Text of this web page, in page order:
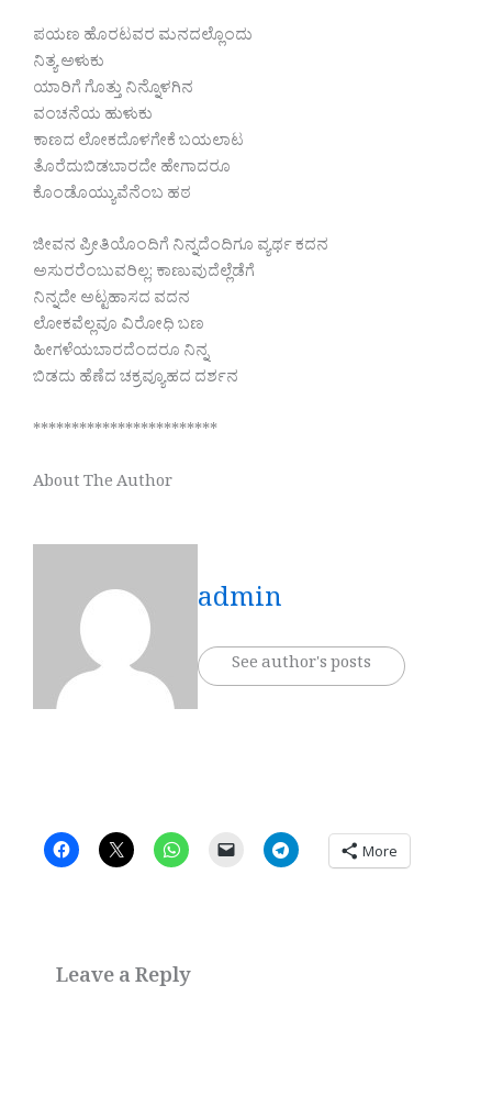
ಪಯಣ ಹೊರಟವರ ಮನದಲ್ಲೊಂದು
ನಿತ್ಯ ಅಳುಕು
ಯಾರಿಗೆ ಗೊತ್ತು ನಿನ್ನೊಳಗಿನ
ವಂಚನೆಯ ಹುಳುಕು
ಕಾಣದ ಲೋಕದೊಳಗೇಕೆ ಬಯಲಾಟ
ತೊರೆದುಬಿಡಬಾರದೇ ಹೇಗಾದರೂ
ಕೊಂಡೊಯ್ಯುವೆನೆಂಬ ಹಠ
ಜೀವನ ಪ್ರೀತಿಯೊಂದಿಗೆ ನಿನ್ನದೆಂದಿಗೂ ವ್ಯರ್ಥ ಕದನ
ಅಸುರರೆಂಬುವರಿಲ್ಲ; ಕಾಣುವುದೆಲ್ಲೆಡೆಗೆ
ನಿನ್ನದೇ ಅಟ್ಟಹಾಸದ ವದನ
ಲೋಕವೆಲ್ಲವೂ ವಿರೋಧಿ ಬಣ
ಹೀಗಳೆಯಬಾರದೆಂದರೂ ನಿನ್ನ
ಬಿಡದು ಹೆಣೆದ ಚಕ್ರವ್ಯೂಹದ ದರ್ಶನ
************************
About The Author
admin
See author's posts
More
Leave a Reply